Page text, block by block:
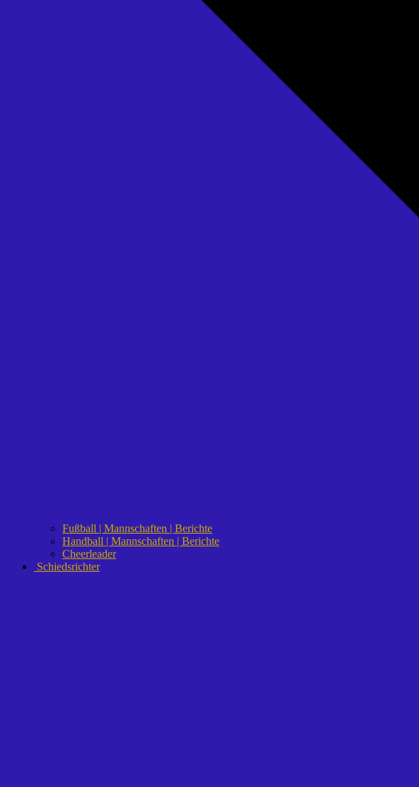
Fußball | Mannschaften | Berichte
Handball | Mannschaften | Berichte
Cheerleader
Schiedsrichter